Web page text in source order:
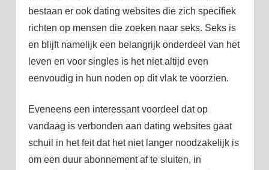
bestaan er ook dating websites die zich specifiek
richten op mensen die zoeken naar seks. Seks is
en blijft namelijk een belangrijk onderdeel van het
leven en voor singles is het niet altijd even
eenvoudig in hun noden op dit vlak te voorzien.
Eveneens een interessant voordeel dat op
vandaag is verbonden aan dating websites gaat
schuil in het feit dat het niet langer noodzakelijk is
om een duur abonnement af te sluiten, in